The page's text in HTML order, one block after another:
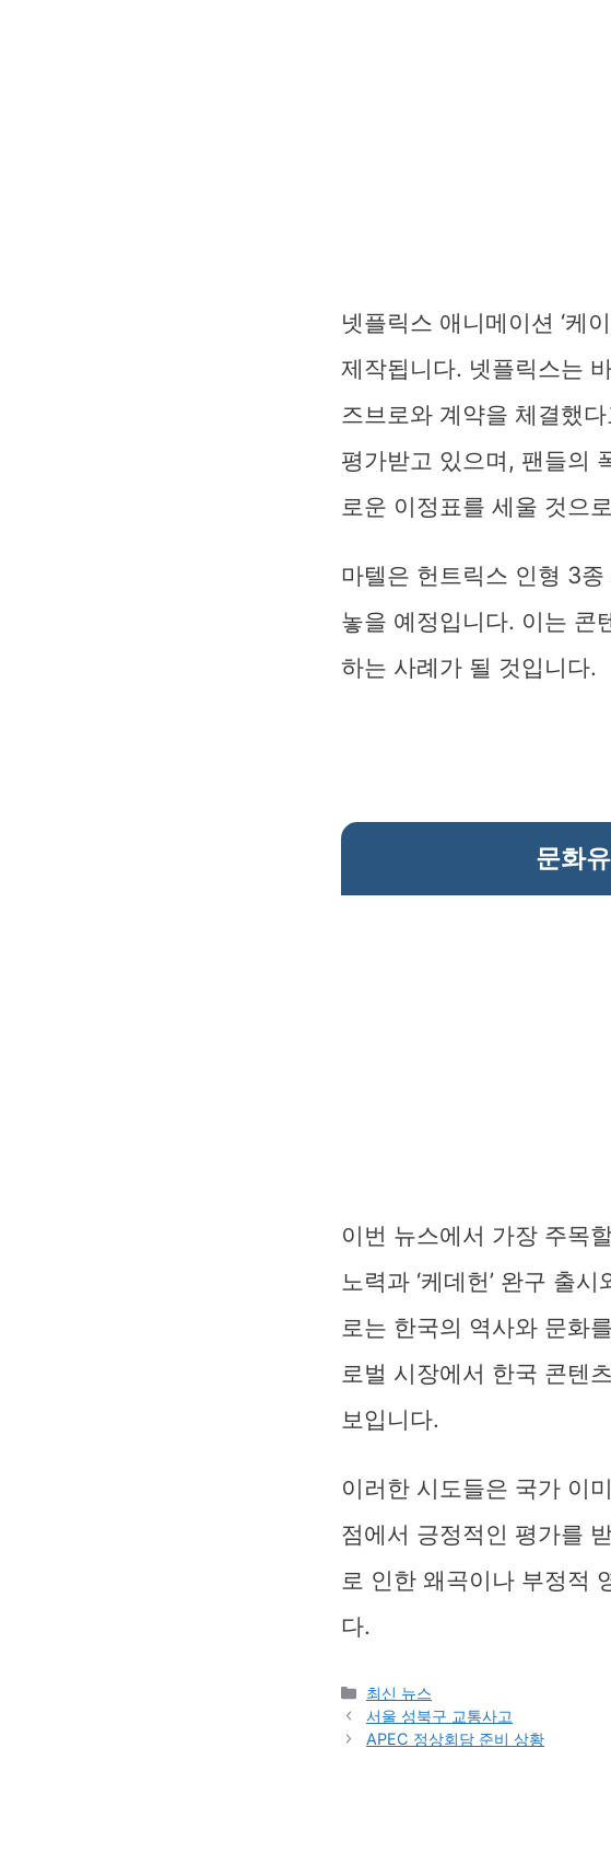
넷플릭스 애니메이션 ‘케
제작됩니다. 넷플릭스는
즈브로와 계약을 체결했
평가받고 있으며, 팬들의
로운 이정표를 세울 것으
마텔은 헌트릭스 인형 3
놓을 예정입니다. 이는 콘
하는 사례가 될 것입니다.
문화
이번 뉴스에서 가장 주목
노력과 ‘케데헌’ 완구 출
로는 한국의 역사와 문화
로벌 시장에서 한국 콘텐
보입니다.
이러한 시도들은 국가 이
점에서 긍정적인 평가를
로 인한 왜곡이나 부정적
다.
Categories
최신 뉴스
서울 성북구 교통사고
APEC 정상회담 준비 상황